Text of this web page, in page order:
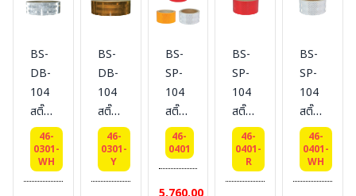
E21
E21
ขนาด
x 50
m.
BS-
DB-
104
สติ๊กเกอร์
ติด
ยาน
พาหนะ
Dimond
46-
0301-
WH
BS-
DB-
104
สติ๊กเกอร์
ติด
ยาน
พาหนะ
Dimond
46-
0301-
Y
BS-
SP-
104
สติ๊กเกอร์
ติด
ยาน
พาหนะ
PMMA
46-
0401
BS-
SP-
104
สติ๊กเกอร์
ติด
ยาน
พาหนะ
PMMA
46-
0401-
R
BS-
SP-
104
สติ๊กเกอร์
ติด
ยาน
พาหนะ
PMMA
46-
0401-
WH